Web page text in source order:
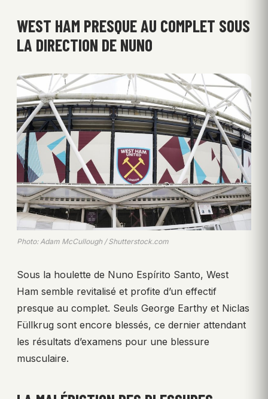
WEST HAM PRESQUE AU COMPLET SOUS
LA DIRECTION DE NUNO
Photo: Adam McCullough / Shutterstock.com
Sous la houlette de Nuno Espírito Santo, West
Ham semble revitalisé et profite d’un effectif
presque au complet. Seuls George Earthy et Niclas
Füllkrug sont encore blessés, ce dernier attendant
les résultats d’examens pour une blessure
musculaire.